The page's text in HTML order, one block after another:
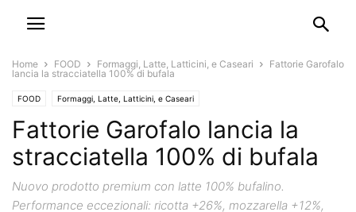
Home FOOD Formaggi, Latte, Latticini, e Caseari
Fattorie Garofalo
lancia la stracciatella 100% di bufala
FOOD Formaggi, Latte, Latticini, e Caseari
Fattorie Garofalo lancia la
stracciatella 100% di bufala
Nuovo prodotto premium con latte 100% bufalino.
Performance eccezionali: ricotta +26%, mozzarella +12%,